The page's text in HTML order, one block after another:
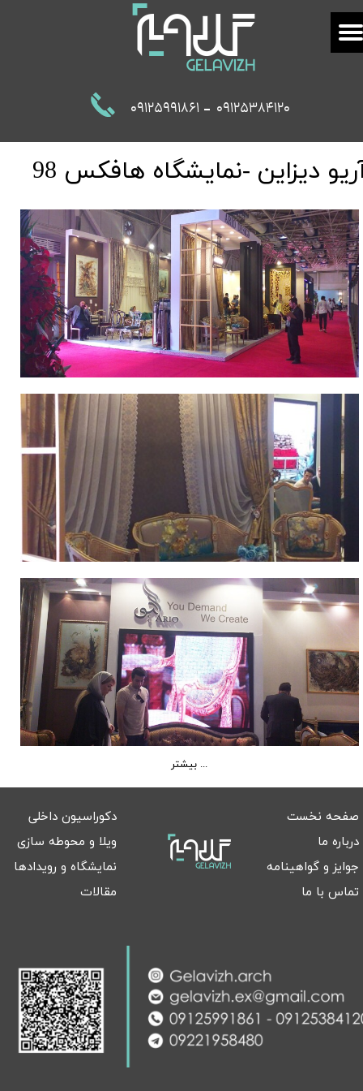
09125991861 09125384120
-
دیزاین -نمایشگاه هافکس 98
بیشتر ...
صفحه نخست
درباره ما
جوایز و گواهینامه
تماس با ما
دکوراسیون داخلی
ویلا و محوطه سازی
نمایشگاه و رویدادها
مقالات